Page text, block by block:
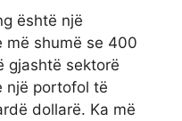
është një
më shumë se 400
gjashtë sektorë
një portofol të
dollarë. Ka më